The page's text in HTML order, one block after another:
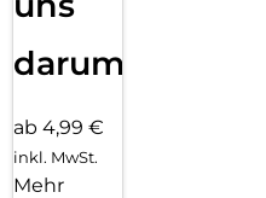
darum!
ab 4,99 €
inkl. MwSt.
Mehr